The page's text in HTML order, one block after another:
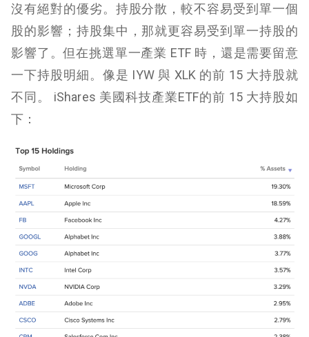
沒有絕對的優劣。持股分散，較不容易受到單一個
股的影響；持股集中，那就更容易受到單一持股的
影響了。但在挑選單一產業 ETF 時，還是需要留意
一下持股明細。像是 IYW 與 XLK 的前 15 大持股就
不同。 iShares 美國科技產業ETF的前 15 大持股如
下：